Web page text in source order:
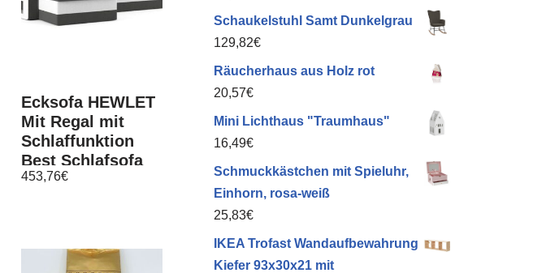
Ecksofa HEWLET
Mit Regal mit
Schlaffunktion
Best Schlafsofa
mit Bettkasten!
453,76€
Schaukelstuhl Samt Dunkelgrau
129,82€
Räucherhaus aus Holz rot
20,57€
Mini Lichthaus "Traumhaus"
16,49€
Schmuckkästchen mit Spieluhr,
Einhorn, rosa-weiß
25,83€
IKEA Trofast Wandaufbewahrung
Kiefer 93x30x21 mit